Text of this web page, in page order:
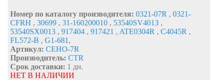
Номер по каталогу производителя: 0321-07R , 0321-
CFRH , 30699 , 31-160200010 , 53540SV4013 ,
53540SX0013 , 917404 , 917421 , ATE0304R , C4045R ,
FL572-B , G1-681 ,
Артикул: CEHO-7R
Производитель: CTR
Срок доставки: 1 дн.
НЕТ В НАЛИЧИИ